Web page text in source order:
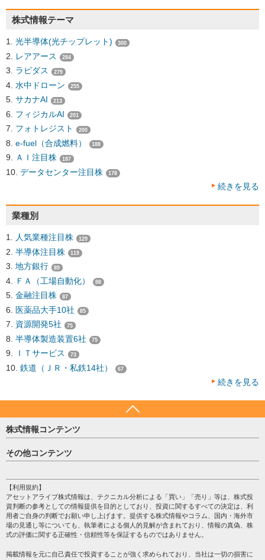
株式情報テーマ
光半導体(光チップレット) 300
レアアース 284
ラピダス 279
水中ドローン 255
サカナAI 213
フィジカルAI 201
フォトレジスト 200
e-fuel（合成燃料） 188
ＡＩ注目株 187
データセンター注目株 178
続きを見る
業種別
人気業種注目株 129
半導体注目株 119
地方銀行 89
ＦＡ（工場自動化） 88
金融注目株 87
医薬品大手10社 85
資源開発5社 75
半導体製造装置6社 75
ＩＴサービス 73
鉄道（ＪＲ・私鉄14社） 67
続きを見る
株式情報コンテンツ
日経平均
売買シグナル
注目銘柄
株テーマ情報
海外市況
投資カレンダー
格付け情報
その他コンテンツ
個人情報保護方針
プライバシーポリシー
会社案内
サイトマップ
過去データ
【利用規約】
アセットアライブ株式情報は、テクニカル分析による「買い」「売り」等は、株式投
資判断の参考としての情報提供を目的としており、投資に関するすべての決定は、利
用者ご自身の判断でお願い申し上げます。提供する株式情報やコラム、国内・海外市
場の見通し等についても、執筆者による個人的見解が含まれており、情報の真偽、株
式の評価に関する正確性・信頼性等を保証するものではありません。
掲載情報を元に自己責任で投資することが強く求められており、当社は一切の損害に